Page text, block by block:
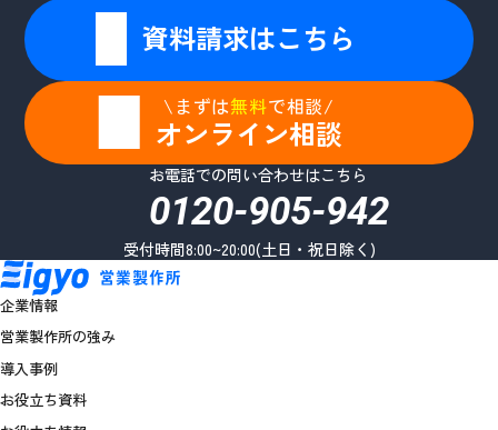
資料請求はこちら
\まずは無料で相談/
オンライン相談
お電話での問い合わせはこちら
0120-905-942
受付時間8:00~20:00(土日・祝日除く)
企業情報
営業製作所の強み
導入事例
お役立ち資料